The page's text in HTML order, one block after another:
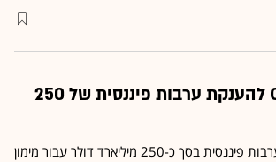
דיווח: אנבידיה במגעים עם OpenAI להענקת ערבות פיננסית של 250
אנבידיה נמצאת במגעים עם OpenAI להענקת ערבות פיננסית בסך כ-250 מיליארד דולר עבור מימון